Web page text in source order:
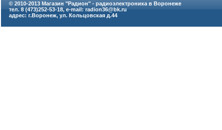
© 2010-2013 Магазин "Радион" - радиоэлектроника в Воронеже
тел. 8 (473)252-53-18, e-mail: radion36@bk.ru
адрес: г.Воронеж, ул. Кольцовская д.44